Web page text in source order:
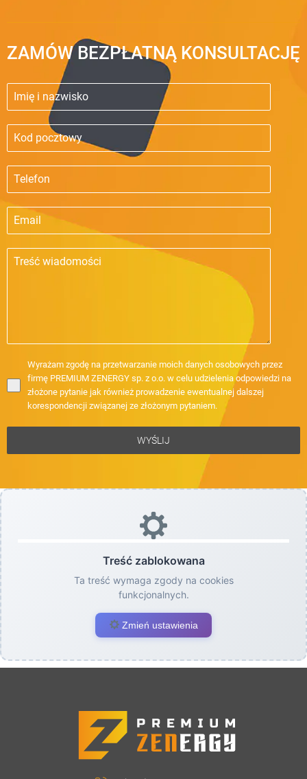
ZAMÓW BEZPŁATNĄ KONSULTACJĘ
Wyrażam zgodę na przetwarzanie moich danych osobowych przez
firmę PREMIUM ZENERGY sp. z o.o. w celu udzielenia odpowiedzi na
złożone pytanie jak również prowadzenie ewentualnej dalszej
korespondencji związanej ze złożonym pytaniem.
WYŚLIJ
Treść zablokowana
Ta treść wymaga zgody na cookies
funkcjonalnych.
Zmień ustawienia